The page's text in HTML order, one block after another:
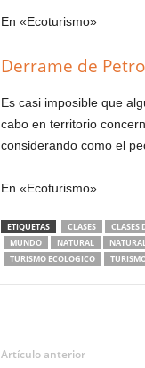
En «Ecoturismo»
Derrame de
Es casi imposible que
cabo en territorio
considerando como el
En «Ecoturismo»
ETIQUETAS CLASES CLASES
MUNDO
NATURAL
TURISMO ECOLOGICO
Artículo anterior